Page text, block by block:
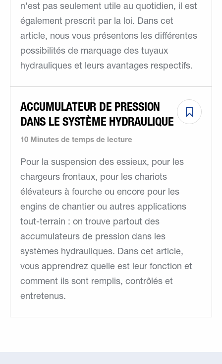
n'est pas seulement utile au quotidien, il est
également prescrit par la loi. Dans cet
article, nous vous présentons les différentes
possibilités de marquage des tuyaux
hydrauliques et leurs avantages respectifs.
10 Minutes de temps de lecture
ACCUMULATEUR DE PRESSION
DANS LE SYSTÈME HYDRAULIQUE
Pour la suspension des essieux, pour les
chargeurs frontaux, pour les chariots
élévateurs à fourche ou encore pour les
engins de chantier ou autres applications
tout-terrain : on trouve partout des
accumulateurs de pression dans les
systèmes hydrauliques. Dans cet article,
vous apprendrez quelle est leur fonction et
comment ils sont remplis, contrôlés et
entretenus.